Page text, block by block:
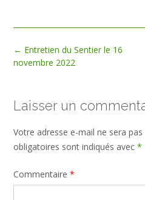
Post
navigation
← Entretien du Sentier le 16
novembre 2022
Laisser un
Votre adresse e-mail ne sera pas
obligatoires sont indiqués avec *
Commentaire *